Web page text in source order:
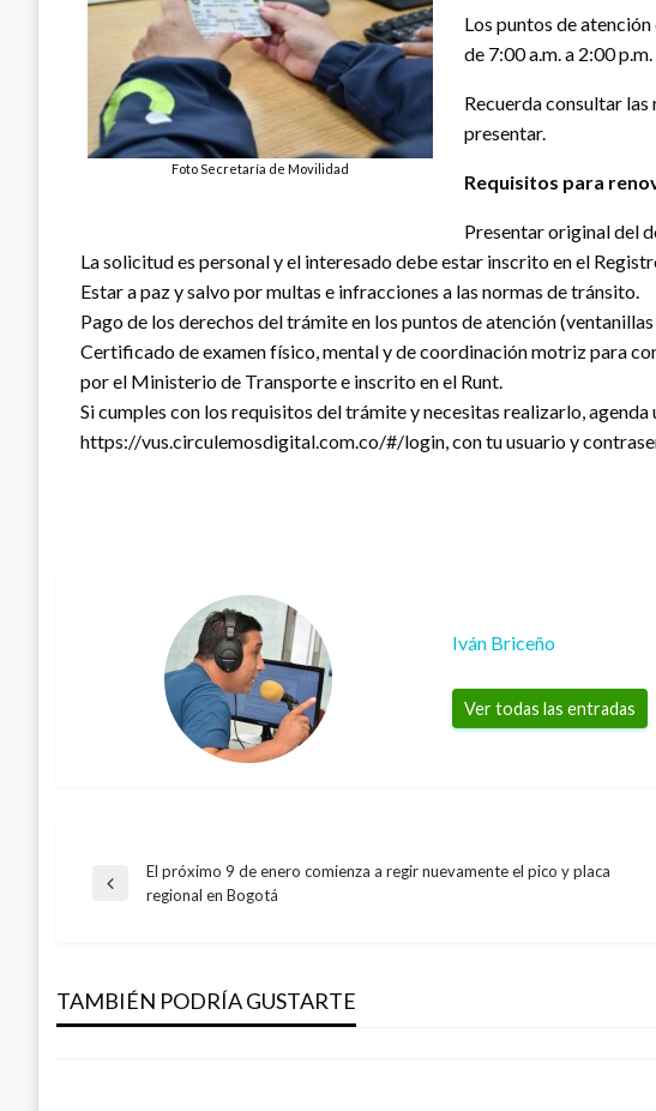
Foto Secretaría de Movilidad
Los puntos de atención
de 7:00 a.m. a 2:00 p.m.
Recuerda consultar las
presentar.
Requisitos para
Presentar original del
La solicitud es personal y el interesado debe estar inscrito en el
Estar a paz y salvo por multas e infracciones a las normas de tránsito.
Pago de los derechos del trámite en los puntos de atención
Certificado de examen físico, mental y de coordinación motriz para
por el Ministerio de Transporte e inscrito en el Runt.
Si cumples con los requisitos del trámite y necesitas realizarlo,
https://vus.circulemosdigital.com.co/#/login, con tu usuario y
Iván Briceño
Ver todas las entradas
Navegación
entradas
Entrada
El próximo 9 de enero comienza a regir nuevamente el pico y placa
regional en Bogotá
TAMBIÉN PODRÍA GUSTARTE
acabar las corridas de toros
Andres Felipe Gama viernes enero 20, 2017